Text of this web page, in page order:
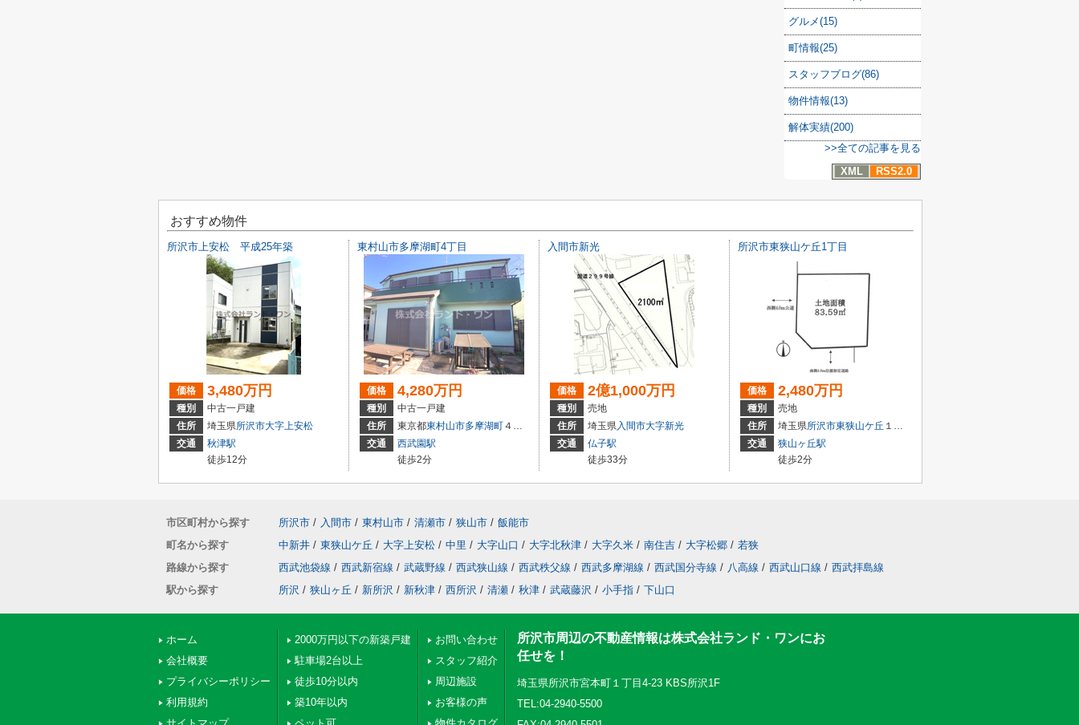
グルメ(15)
町情報(25)
スタッフブログ(86)
物件情報(13)
解体実績(200)
>>全ての記事を見る
XML
RSS2.0
おすすめ物件
所沢市上安松 平成25年築
価格 3,480万円
種別
中古一戸建
住所
埼玉県所沢市大字上安松
交通
秋津駅
徒歩12分
東村山市多摩湖町4丁目
価格 4,280万円
種別
中古一戸建
住所
東京都東村山市多摩湖町４丁目
交通
西武園駅
徒歩2分
入間市新光
価格 2億1,000万円
種別
売地
住所
埼玉県入間市大字新光
交通
仏子駅
徒歩33分
所沢市東狭山ケ丘1丁目
価格 2,480万円
種別
売地
住所
埼玉県所沢市東狭山ケ丘 １丁目
交通
狭山ヶ丘駅
徒歩2分
市区町村から探す 所沢市 / 入間市 / 東村山市 / 清瀬市 / 狭山市 / 飯能市
町名から探す
中新井 / 東狭山ケ丘 / 大字上安松 / 中里 / 大字山口 / 大字北秋津 / 大字久米 / 南住吉 / 大字松郷 / 若狭
路線から探す
西武池袋線 / 西武新宿線 / 武蔵野線 / 西武狭山線 / 西武秩父線 / 西武多摩湖線 / 西武国分寺線 / 八高線 / 西武山口線 / 西武拝島線
駅から探す
所沢 / 狭山ヶ丘 / 新所沢 / 新秋津 / 西所沢 / 清瀬 / 秋津 / 武蔵藤沢 / 小手指 / 下山口
ホーム
会社概要
プライバシーポリシー
利用規約
2000万円以下の新築戸建
駐車場2台以上
徒歩10分以内
築10年以内
お問い合わせ
スタッフ紹介
周辺施設
お客様の声
所沢市周辺の不動産情報は株式会社ランド・ワンにお
任せを！
埼玉県所沢市宮本町１丁目4-23 KBS所沢1F
TEL:04-2940-5500